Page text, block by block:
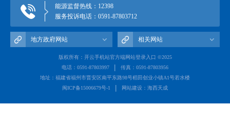
能源监督热线：12398
服务投诉电话：0591-87803712
地方政府网站 相关网站
版权所有：开云手机站官方端网站登录入口 ©2025
电话：0591-87803997
传真：0591-87803956
地址：福建省福州市晋安区南平东路98号稻田创业小镇A1号若水楼
闽ICP备15006679号-1
网站建设：海西天成